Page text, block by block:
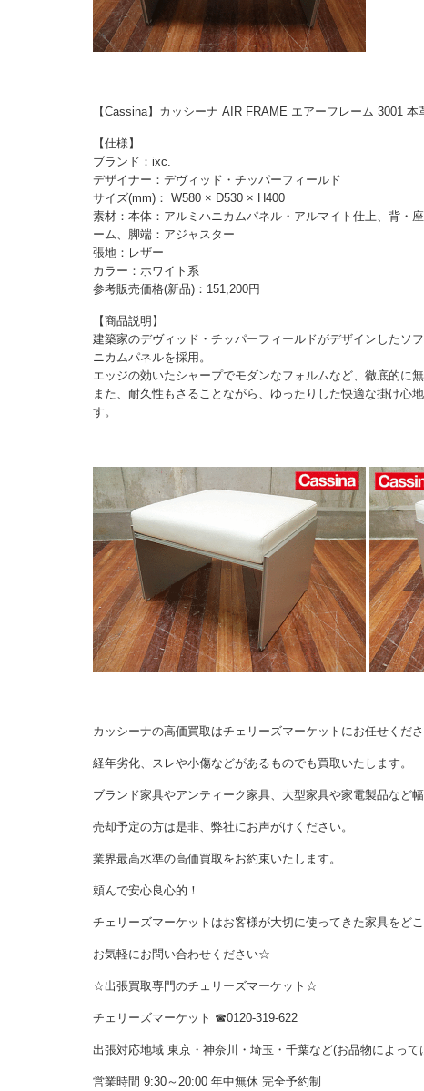
【Cassina】カッシーナ AIR FRAME エアーフレーム 3001 本
【仕様】
ブランド：ixc.
デザイナー：デヴィッド・チッパーフィールド
サイズ(mm)： W580 × D530 × H400
素材：本体：アルミハニカムパネル・アルマイト仕上、背・
ーム、脚端：アジャスター
張地：レザー
カラー：ホワイト系
参考販売価格(新品)：151,200円
【商品説明】
建築家のデヴィッド・チッパーフィールドがデザインしたソ
ニカムパネルを採用。
エッジの効いたシャープでモダンなフォルムなど、徹底的に
また、耐久性もさることながら、ゆったりした快適な掛け心
す。
カッシーナの高価買取はチェリーズマーケットにお任せくださ
経年劣化、スレや小傷などがあるものでも買取いたします。
ブランド家具やアンティーク家具、大型家具や家電製品など
売却予定の方は是非、弊社にお声がけください。
業界最高水準の高価買取をお約束いたします。
頼んで安心良心的！
チェリーズマーケットはお客様が大切に使ってきた家具をど
お気軽にお問い合わせください☆
☆出張買取専門のチェリーズマーケット☆
チェリーズマーケット ☎︎0120-319-622
出張対応地域 東京・神奈川・埼玉・千葉など(お品物によっ
営業時間 9:30～20:00 年中無休 完全予約制